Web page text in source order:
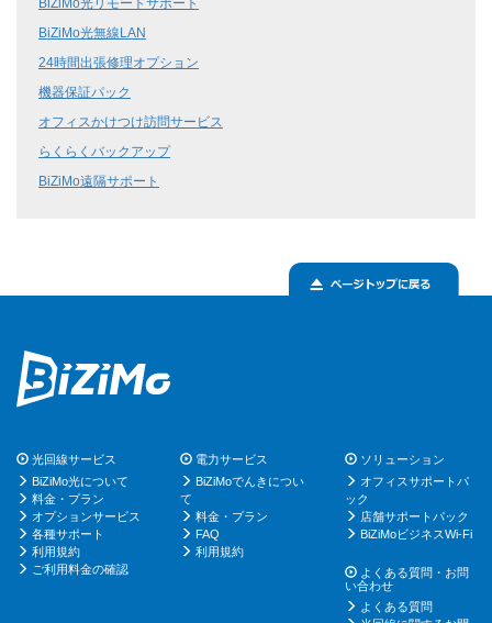
BiZiMo光リモートサポート
BiZiMo光無線LAN
24時間出張修理オプション
機器保証パック
オフィスかけつけ訪問サービス
らくらくバックアップ
BiZiMo遠隔サポート
光回線サービス
BiZiMo光について
料金・プラン
オプションサービス
各種サポート
利用規約
ご利用料金の確認
電力サービス
BiZiMoでんきについ
て
料金・プラン
FAQ
利用規約
ソリューション
オフィスサポートパ
ック
店舗サポートパック
BiZiMoビジネスWi-Fi
よくある質問・お問
い合わせ
よくある質問